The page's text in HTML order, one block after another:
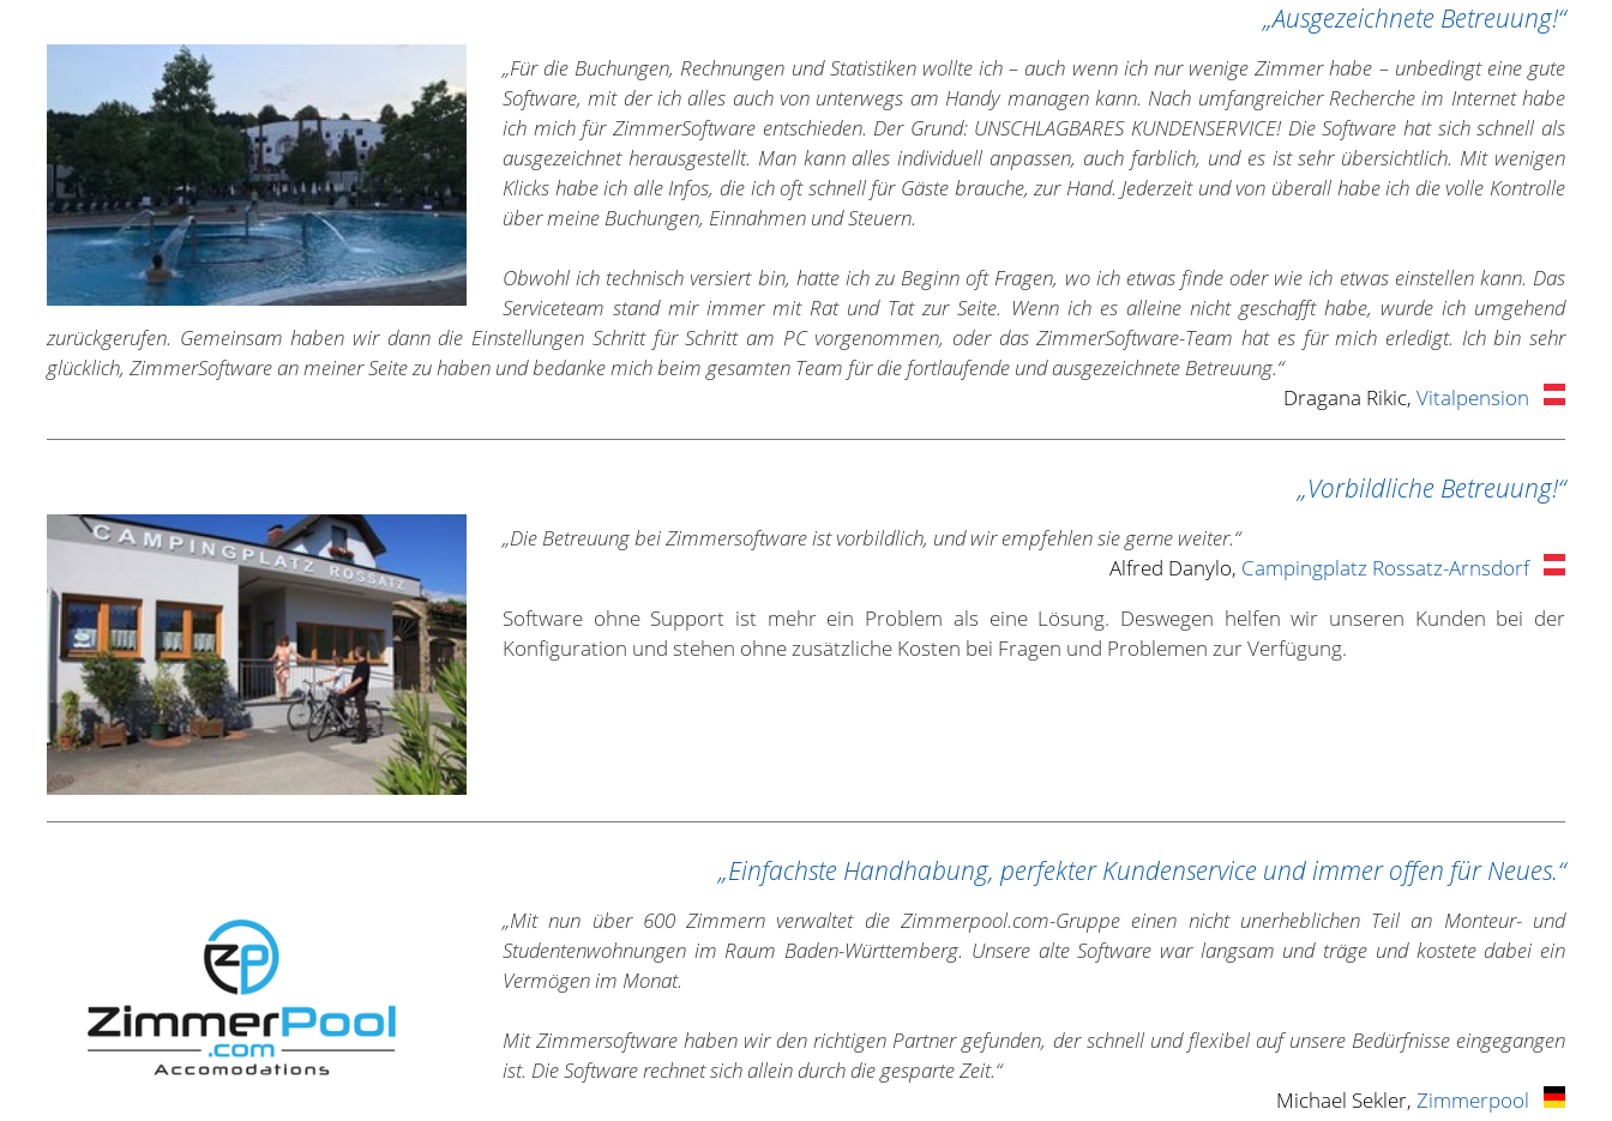
„Ausgezeichnete Betreuung!“
„Für die Buchungen, Rechnungen und Statistiken wollte ich – auch wenn ich nur wenige Zimmer habe – unbedingt eine gute
Software, mit der ich alles auch von unterwegs am Handy managen kann. Nach umfangreicher Recherche im Internet habe
ich mich für ZimmerSoftware entschieden. Der Grund: UNSCHLAGBARES KUNDENSERVICE! Die Software hat sich schnell als
ausgezeichnet herausgestellt. Man kann alles individuell anpassen, auch farblich, und es ist sehr übersichtlich. Mit wenigen
Klicks habe ich alle Infos, die ich oft schnell für Gäste brauche, zur Hand. Jederzeit und von überall habe ich die volle Kontrolle
über meine Buchungen, Einnahmen und Steuern.
Obwohl ich technisch versiert bin, hatte ich zu Beginn oft Fragen, wo ich etwas finde oder wie ich etwas einstellen kann. Das
Serviceteam stand mir immer mit Rat und Tat zur Seite. Wenn ich es alleine nicht geschafft habe, wurde ich umgehend
zurückgerufen. Gemeinsam haben wir dann die Einstellungen Schritt für Schritt am PC vorgenommen, oder das ZimmerSoftware-Team hat es für mich erledigt. Ich bin sehr
glücklich, ZimmerSoftware an meiner Seite zu haben und bedanke mich beim gesamten Team für die fortlaufende und ausgezeichnete Betreuung.“
Dragana Rikic, Vitalpension
„Vorbildliche Betreuung!“
„Die Betreuung bei Zimmersoftware ist vorbildlich, und wir empfehlen sie gerne weiter.“
Alfred Danylo, Campingplatz Rossatz-Arnsdorf
Software ohne Support ist mehr ein Problem als eine Lösung. Deswegen helfen wir unseren Kunden bei der
Konfiguration und stehen ohne zusätzliche Kosten bei Fragen und Problemen zur Verfügung.
„Einfachste Handhabung, perfekter Kundenservice und immer offen für Neues.“
„Mit nun über 600 Zimmern verwaltet die Zimmerpool.com-Gruppe einen nicht unerheblichen Teil an Monteur- und
Studentenwohnungen im Raum Baden-Württemberg. Unsere alte Software war langsam und träge und kostete dabei ein
Vermögen im Monat.
Mit Zimmersoftware haben wir den richtigen Partner gefunden, der schnell und flexibel auf unsere Bedürfnisse eingegangen
ist. Die Software rechnet sich allein durch die gesparte Zeit.“
Michael Sekler, Zimmerpool